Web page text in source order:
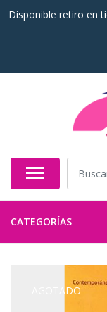
Disponible retiro en
CATEGORÍAS
AGOTADO